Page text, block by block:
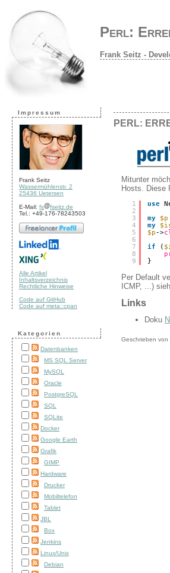
Perl:
Frank Seitz -
Impressum
Frank Seitz
Wassermühlenstr. 2
25436 Uetersen
E-Mail: fs
fseitz.de
Tel.: +49-176-78243503
Alle Artikel
Inhaltsverzeichnis
Rechtliche Hinweise
Code auf GitHub
Code auf meta::cpan
Kategorien
Datenbanken
MS SQL Server
MySQL
Oracle
PostgreSQL
SQL
SQLite
Docker
Google Earth
Grafik
GIMP
Hardware
Drucker
Mobiltelefon
Tablet
JBL
Box
Jenkins
Linux/Unix
Debian
PERL:
Mitunter
Hosts. Diese
1
2
3
4
5
6
7
8
9
use
my
$p
my
$p->
if
(
}
Per Default
ICMP, ...)
Links
Doku
Geschrieben von